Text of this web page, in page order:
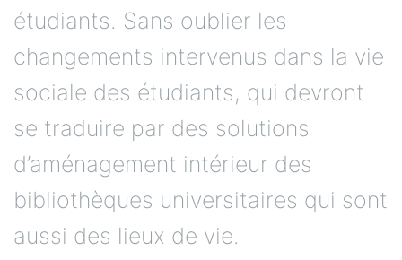
étudiants. Sans oublier les
changements intervenus dans la vie
sociale des étudiants, qui devront
se traduire par des solutions
d’aménagement intérieur des
bibliothèques universitaires qui sont
aussi des lieux de vie.